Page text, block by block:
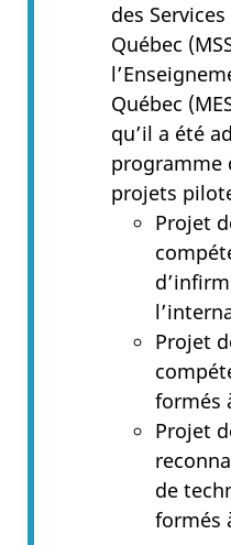
des
Québec
Québec
qu’il a été
programme
projets
Projet
Projet
formés
Projet
de
formés